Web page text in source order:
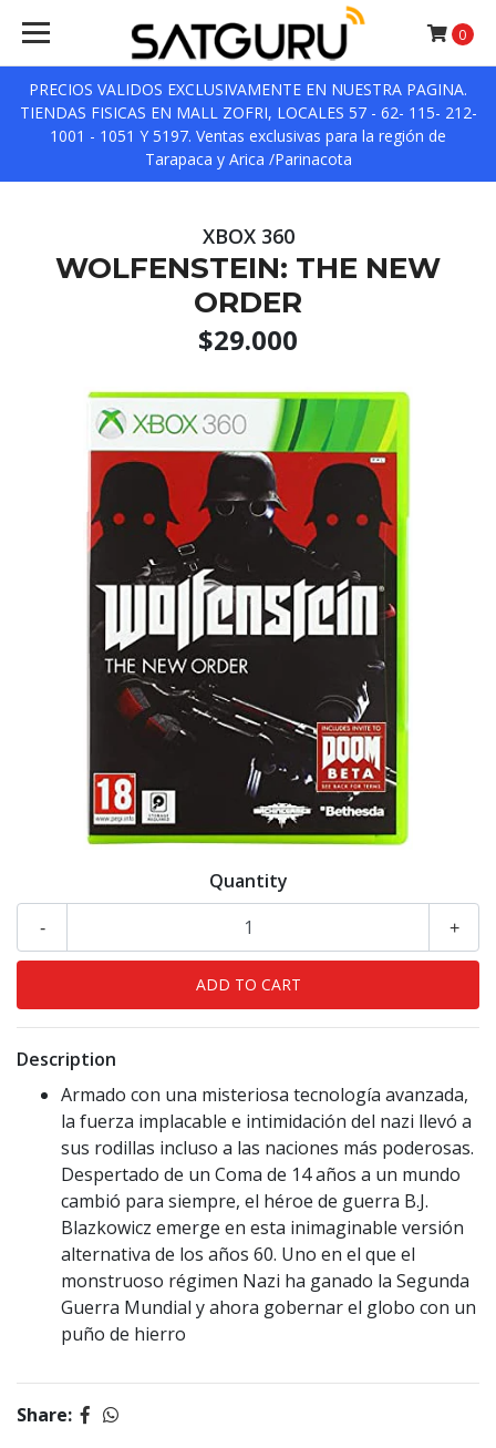
PRECIOS VALIDOS EXCLUSIVAMENTE EN NUESTRA PAGINA.
TIENDAS FISICAS EN MALL ZOFRI, LOCALES 57 - 62- 115- 212-
1001 - 1051 Y 5197. Ventas exclusivas para la región de
Tarapaca y Arica /Parinacota
0
XBOX 360
WOLFENSTEIN: THE NEW
ORDER
$29.000
Quantity
+
-
Description
Armado con una misteriosa tecnología avanzada,
la fuerza implacable e intimidación del nazi llevó a
sus rodillas incluso a las naciones más poderosas.
Despertado de un Coma de 14 años a un mundo
cambió para siempre, el héroe de guerra B.J.
Blazkowicz emerge en esta inimaginable versión
alternativa de los años 60. Uno en el que el
monstruoso régimen Nazi ha ganado la Segunda
Guerra Mundial y ahora gobernar el globo con un
puño de hierro
Share: